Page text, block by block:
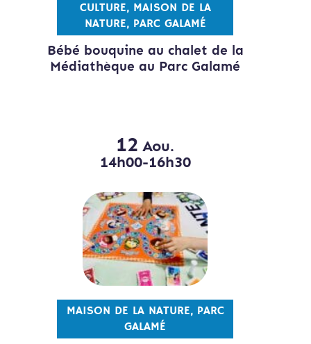
CULTURE, MAISON DE LA
NATURE, PARC GALAMÉ
Bébé bouquine au chalet de la
Médiathèque au Parc Galamé
12 Aou.
14h00-16h30
MAISON DE LA NATURE, PARC
GALAMÉ